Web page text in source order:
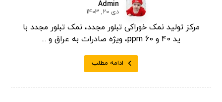
Admin
دی 20, 1403
مرکز تولید نمک خوراکی تبلور مجدد، نمک تبلور مجدد با
ید 40 و 60 ppm، ویژه صادرات به عراق و ...
ادامه مطلب